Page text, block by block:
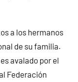
a los hermanos
de su familia.
avalado por el
Federación